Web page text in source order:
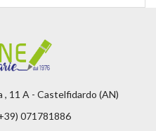
, 11 A - Castelfidardo (AN)
071781886